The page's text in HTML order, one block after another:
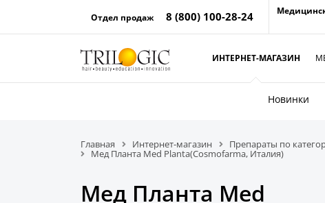
Отдел продаж 8 (800) 100-28-24
ИНТЕРНЕТ-МАГАЗИН
Новинки
Главная Интернет-магазин Препараты по
Мед Планта Med Planta(Cosmofarma, Италия)
Мед Планта Med